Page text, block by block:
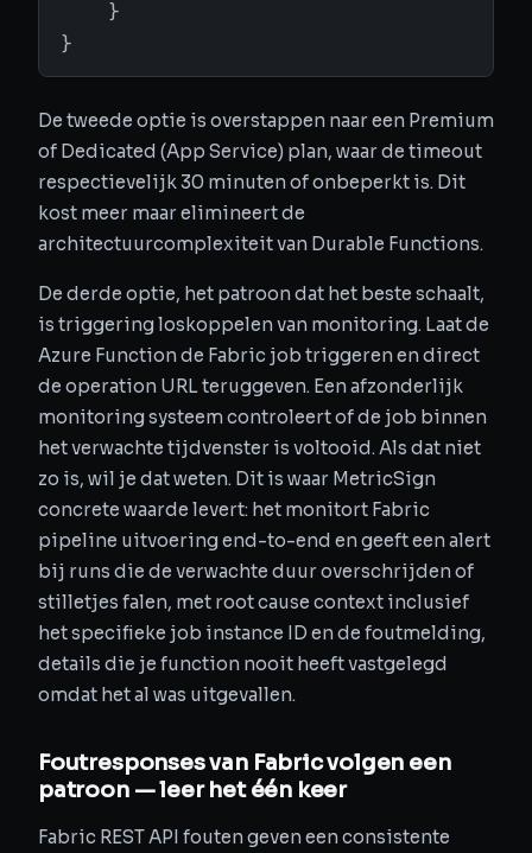
    }
}
De tweede optie is overstappen naar een Premium
of Dedicated (App Service) plan, waar de timeout
respectievelijk 30 minuten of onbeperkt is. Dit
kost meer maar elimineert de
architectuurcomplexiteit van Durable Functions.
De derde optie, het patroon dat het beste schaalt,
is triggering loskoppelen van monitoring. Laat de
Azure Function de Fabric job triggeren en direct
de operation URL teruggeven. Een afzonderlijk
monitoring systeem controleert of de job binnen
het verwachte tijdvenster is voltooid. Als dat niet
zo is, wil je dat weten. Dit is waar MetricSign
concrete waarde levert: het monitort Fabric
pipeline uitvoering end-to-end en geeft een alert
bij runs die de verwachte duur overschrijden of
stilletjes falen, met root cause context inclusief
het specifieke job instance ID en de foutmelding,
details die je function nooit heeft vastgelegd
omdat het al was uitgevallen.
Foutresponses van Fabric volgen een
patroon — leer het één keer
Fabric REST API fouten geven een consistente